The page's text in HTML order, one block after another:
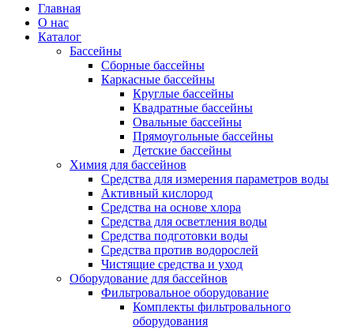
Главная
О нас
Каталог
Бассейны
Сборные бассейны
Каркасные бассейны
Круглые бассейны
Квадратные бассейны
Овальные бассейны
Прямоугольные бассейны
Детские бассейны
Химия для бассейнов
Средства для измерения параметров воды
Активный кислород
Средства на основе хлора
Средства для осветления воды
Средства подготовки воды
Средства против водорослей
Чистящие средства и уход
Оборудование для бассейнов
Фильтровальное оборудование
Комплекты фильтровального
оборудования